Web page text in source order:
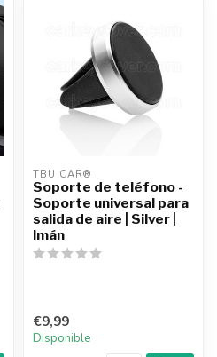
TBU CAR®
Soporte de teléfono -
Soporte universal para
salida de aire | Silver |
Imán
€9,99
Disponible